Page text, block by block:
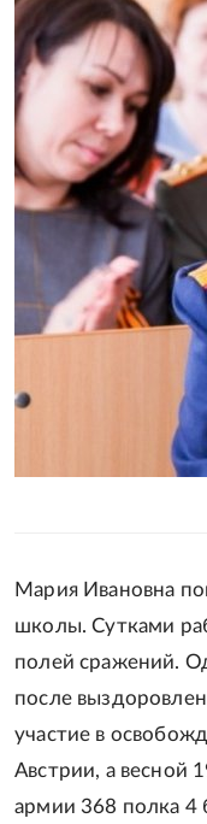
Мария Ивановна
школы. Сутками
полей сражений.
после
участие в
Австрии, а весной
армии 368 полка 4